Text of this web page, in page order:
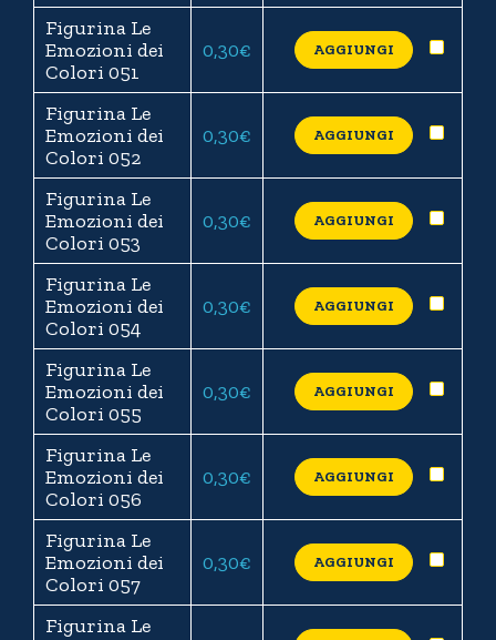
Figurina Le
Emozioni dei
Colori 051
0,30€ AGGIUNGI
Figurina Le
Emozioni dei
Colori 052
0,30€ AGGIUNGI
Figurina Le
Emozioni dei
Colori 053
0,30€ AGGIUNGI
Figurina Le
Emozioni dei
Colori 054
0,30€ AGGIUNGI
Figurina Le
Emozioni dei
Colori 055
0,30€ AGGIUNGI
Figurina Le
Emozioni dei
Colori 056
0,30€ AGGIUNGI
Figurina Le
Emozioni dei
Colori 057
0,30€ AGGIUNGI
Figurina Le